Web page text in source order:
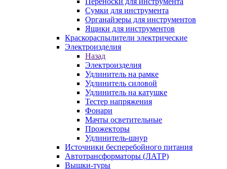
Сумки для инструмента
Органайзеры для инструментов
Ящики для инструментов
Краскораспылители электрические
Электроизделия
Назад
Электроизделия
Удлинитель на рамке
Удлинитель силовой
Удлинитель на катушке
Тестер напряжения
Фонари
Мачты осветительные
Прожекторы
Удлинитель-шнур
Источники бесперебойного питания
Автотрансформаторы (ЛАТР)
Вышки-туры